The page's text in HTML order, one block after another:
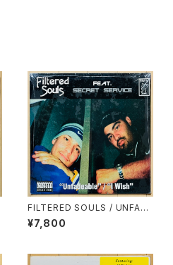
FILTERED SOULS / UNFADE
ABLE
¥7,800